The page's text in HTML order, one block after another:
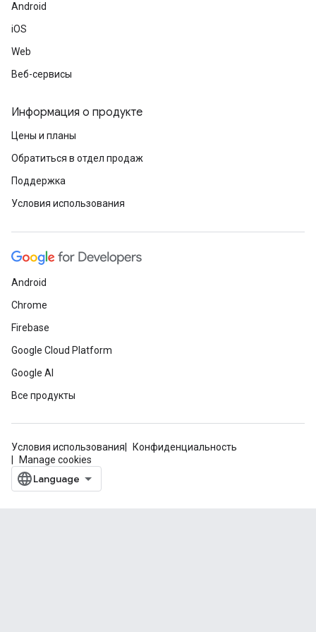
Android
iOS
Web
Веб-сервисы
Информация о продукте
Цены и планы
Обратиться в отдел продаж
Поддержка
Условия использования
Android
Chrome
Firebase
Google Cloud Platform
Google AI
Все продукты
Условия использования
Конфиденциальность
Manage cookies